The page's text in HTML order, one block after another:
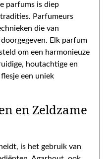
parfums is diep
Parfumeurs
die van
Elk parfum
om een harmonieuze
houtachtige en
een uniek
en Zeldzame
is het gebruik van